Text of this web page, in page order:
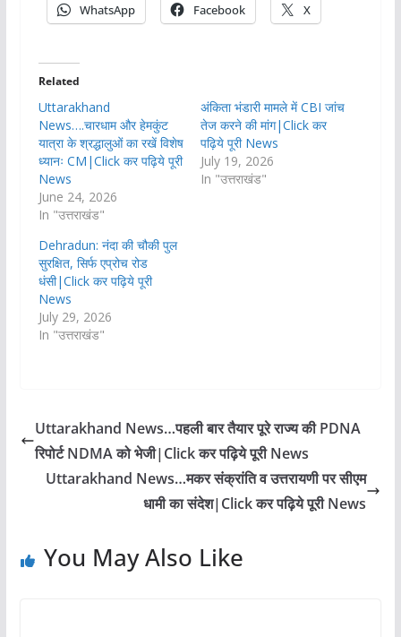
WhatsApp Facebook X
Related
Uttarakhand
News….चारधाम और हेमकुंट
यात्रा के श्रद्धालुओं का रखें विशेष
ध्यानः CM|Click कर पढ़िये पूरी
News
June 24, 2026
In "उत्तराखंड"
अंकिता भंडारी मामले में CBI जांच
तेज करने की मांग|Click कर
पढ़िये पूरी News
July 19, 2026
In "उत्तराखंड"
Dehradun: नंदा की चौकी पुल
सुरक्षित, सिर्फ एप्रोच रोड
धंसी|Click कर पढ़िये पूरी
News
July 29, 2026
In "उत्तराखंड"
Uttarakhand News…पहली बार तैयार पूरे राज्य की PDNA
रिपोर्ट NDMA को भेजी|Click कर पढ़िये पूरी News
Uttarakhand News…मकर संक्रांति व उत्तरायणी पर सीएम
धामी का संदेश|Click कर पढ़िये पूरी News
You May Also Like